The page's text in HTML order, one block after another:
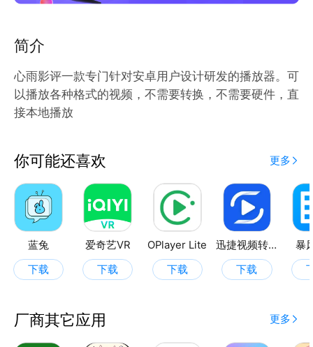
简介
心雨影评一款专门针对安卓用户设计研发的播放器。可
以播放各种格式的视频，不需要转换，不需要硬件，直
接本地播放
你可能还喜欢 更多
蓝兔
下载
爱奇艺VR
下载
OPlayer Lite
下载
迅捷视频转换器
下载
暴
厂商其它应用 更多